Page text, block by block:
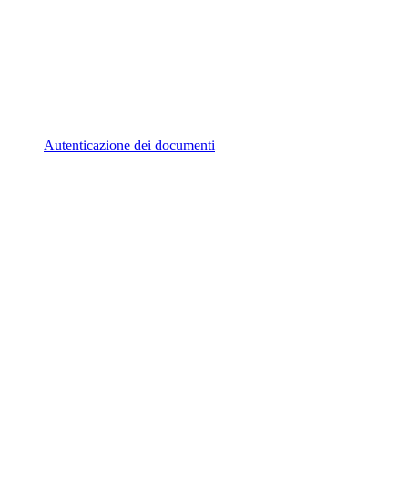
Autenticazione dei documenti